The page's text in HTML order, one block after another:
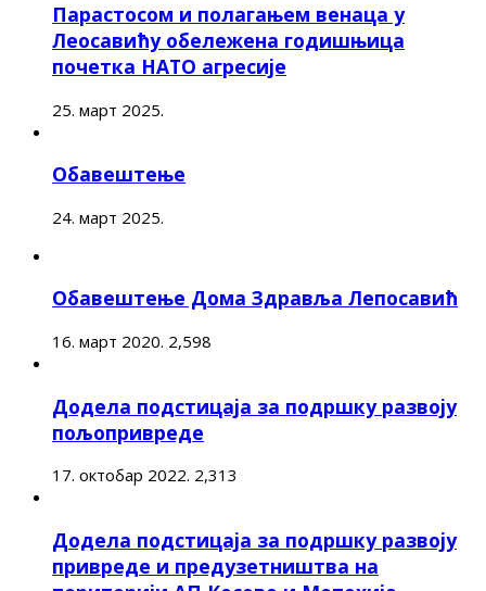
Парастосом и полагањем венаца у
Леосавићу обележена годишњица
почетка НАТО агресије
25. март 2025.
Обавештење
24. март 2025.
Обавештење Дома Здравља Лепосавић
16. март 2020. 2,598
Додела подстицаја за подршку развоју
пољопривреде
17. октобар 2022. 2,313
Додела подстицаја за подршку развоју
привреде и предузетништва на